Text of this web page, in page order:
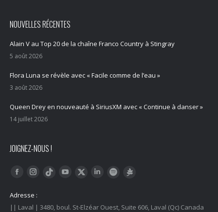
NOUVELLES RÉCENTES
Alain V au Top 20 de la chaîne Franco Country à Stingray
5 août 2026
Flora Luna se révèle avec « Facile comme de l’eau »
3 août 2026
Queen Drey en nouveauté à SiriusXM avec « Continue à danser »
14 juillet 2026
JOIGNEZ-NOUS !
Trouvez nous sur :
FacebookInstagram
Tiktok YouTubeTwitter LinkedInSpotify
Adresse :
|| Laval | 3480, boul. St-Elzéar Ouest, Suite 606, Laval (Qc) Canada